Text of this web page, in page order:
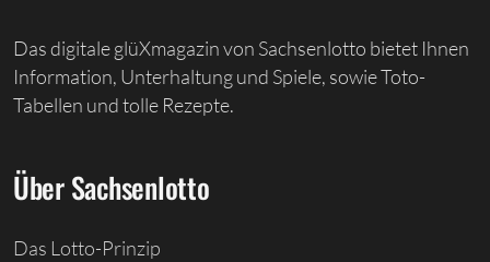
Das digitale glüXmagazin von Sachsenlotto bietet Ihnen
Information, Unterhaltung und Spiele, sowie Toto-
Tabellen und tolle Rezepte.
Über Sachsenlotto
Das Lotto-Prinzip